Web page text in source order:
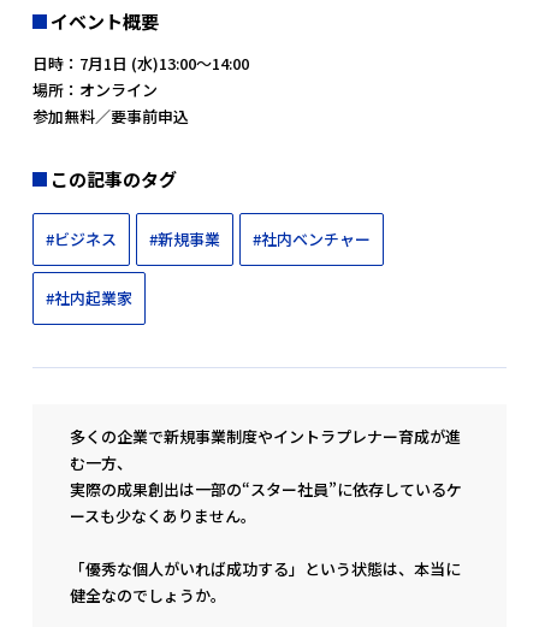
イベント概要
日時：7月1日 (水)13:00～14:00
場所：オンライン
参加無料／要事前申込
この記事のタグ
#ビジネス #新規事業 #社内ベンチャー
#社内起業家
多くの企業で新規事業制度やイントラプレナー育成が進
む一方、
実際の成果創出は一部の“スター社員”に依存しているケ
ースも少なくありません。
「優秀な個人がいれば成功する」という状態は、本当に
健全なのでしょうか。